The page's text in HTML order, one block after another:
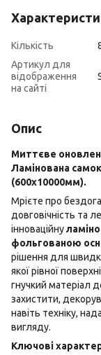
Кількість
Артикул для
відображення
на сайті
Опис
Миттєве
Ламінована
(600х10000мм).
Мрієте про
довговічність та
інноваційну
фольгованою
рішення для
якої рівної
гнучкий матеріал
захистити,
навіть техніку,
вигляду.
Ключові